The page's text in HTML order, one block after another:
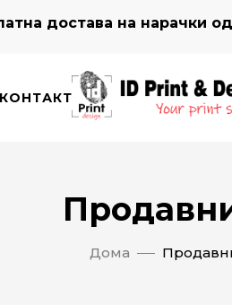
достава на нарачки
КОНТАКТ
Дома